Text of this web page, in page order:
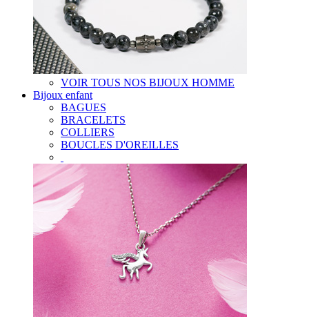
VOIR TOUS NOS BIJOUX HOMME
Bijoux enfant
BAGUES
BRACELETS
COLLIERS
BOUCLES D'OREILLES